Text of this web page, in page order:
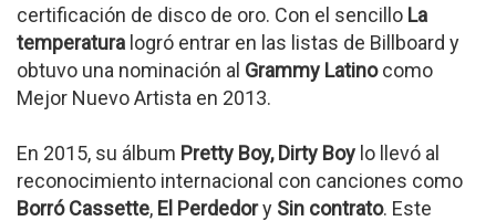
certificación de disco de oro. Con el sencillo La
temperatura logró entrar en las listas de Billboard y
obtuvo una nominación al Grammy Latinocomo
Mejor Nuevo Artista en 2013.
En 2015, su álbum Pretty Boy, Dirty Boy lo llevó al
reconocimiento internacional con canciones como
Borró Cassette, El Perdedory Sin contrato. Este